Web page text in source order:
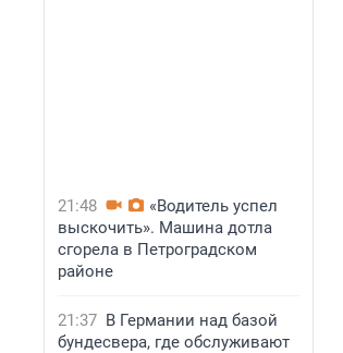
21:48
«Водитель успел
выскочить». Машина дотла
сгорела в Петроградском
районе
21:37 В Германии над базой
бундесвера, где обслуживают